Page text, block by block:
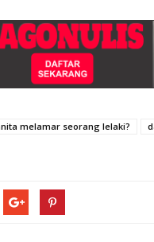
melamar seorang lelaki?